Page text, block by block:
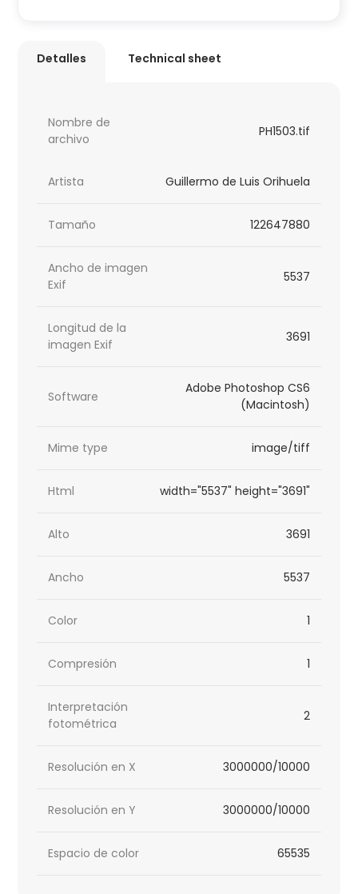
Detalles Technical sheet
Nombre de
archivo
PH1503.tif
Artista Guillermo de Luis Orihuela
Tamaño 122647880
Ancho de imagen
Exif
5537
Longitud de la
imagen Exif
3691
Software
Adobe Photoshop CS6
(Macintosh)
Mime type image/tiff
Html width="5537" height="3691"
Alto 3691
Ancho 5537
Color 1
Compresión 1
Interpretación
fotométrica
2
Resolución en X 3000000/10000
Resolución en Y 3000000/10000
Espacio de color 65535